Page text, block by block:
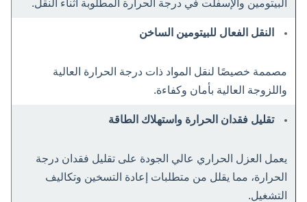
البيتومين والإسفلت في درجة الحرارة المطلوبة أثناء النقل.
النقل الفعال للبيتومين الساخن
مصممة خصيصًا لنقل المواد ذات درجة الحرارة العالية
واللزوجة العالية بأمان وكفاءة.
تقليل فقدان الحرارة واستهلاك الطاقة
يعمل العزل الحراري عالي الجودة على تقليل فقدان درجة
الحرارة، مما يقلل من متطلبات إعادة التسخين وتكاليف
التشغيل.